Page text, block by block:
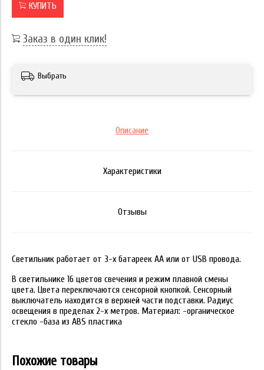
КУПИТЬ
Заказ в один клик!
Выбрать
Описание
Характеристики
Отзывы
Светильник работает от 3-х батареек АА или от USB провода.
В светильнике 16 цветов свечения и режим плавной смены
цвета. Цвета переключаются сенсорной кнопкой. Сенсорный
выключатель находится в верхней части подставки. Радиус
освещения в пределах 2-х метров. Материал: -органическое
стекло -база из ABS пластика
Похожие товары